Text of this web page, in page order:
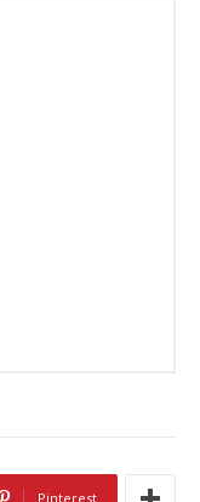
Pinterest